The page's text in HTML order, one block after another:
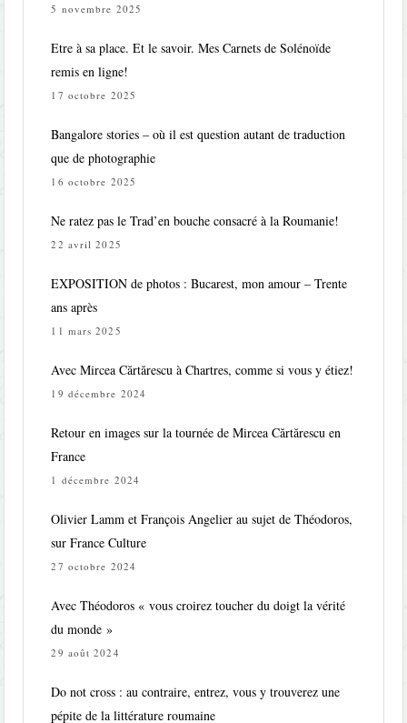
5 novembre 2025
Etre à sa place. Et le savoir. Mes Carnets de Solénoïde
remis en ligne!
17 octobre 2025
Bangalore stories – où il est question autant de traduction
que de photographie
16 octobre 2025
Ne ratez pas le Trad’en bouche consacré à la Roumanie!
22 avril 2025
EXPOSITION de photos : Bucarest, mon amour – Trente
ans après
11 mars 2025
Avec Mircea Cărtărescu à Chartres, comme si vous y étiez!
19 décembre 2024
Retour en images sur la tournée de Mircea Cărtărescu en
France
1 décembre 2024
Olivier Lamm et François Angelier au sujet de Théodoros,
sur France Culture
27 octobre 2024
Avec Théodoros « vous croirez toucher du doigt la vérité
du monde »
29 août 2024
Do not cross : au contraire, entrez, vous y trouverez une
pépite de la littérature roumaine